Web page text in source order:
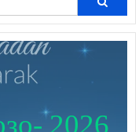
2026